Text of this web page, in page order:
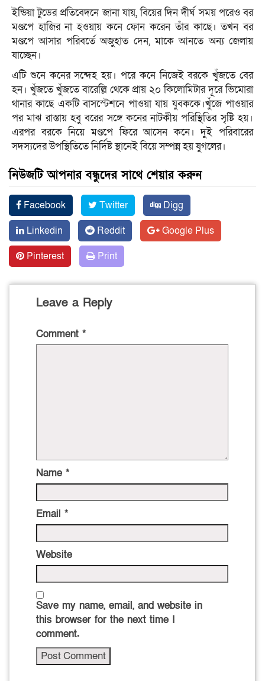
ইন্ডিয়া টুডের প্রতিবেদনে জানা যায়, বিয়ের দিন দীর্ঘ সময় পরেও বর
মণ্ডপে হাজির না হওয়ায় কনে ফোন করেন তাঁর কাছে। তখন বর
মণ্ডপে আসার পরিবর্তে অজুহাত দেন, মাকে আনতে অন্য জেলায়
যাচ্ছেন।
এটি শুনে কনের সন্দেহ হয়। পরে কনে নিজেই বরকে খুঁজতে বের
হন। খুঁজতে খুঁজতে বারেল্লি থেকে প্রায় ২০ কিলোমিটার দূরে ভিমোরা
থানার কাছে একটি বাসস্টেশনে পাওয়া যায় যুবককে।খুঁজে পাওয়ার
পর মাঝ রাস্তায় হবু বরের সঙ্গে কনের নাটকীয় পরিস্থিতির সৃষ্টি হয়।
এরপর বরকে নিয়ে মণ্ডপে ফিরে আসেন কনে। দুই পরিবারের
সদস্যদের উপস্থিতিতে নির্দিষ্ট স্থানেই বিয়ে সম্পন্ন হয় যুগলের।
নিউজটি আপনার বন্ধুদের সাথে শেয়ার করুন
Facebook Twitter
Digg
Linkedin
Reddit
Google Plus
Pinterest
Print
Leave a Reply
Comment *
Name *
Email *
Website
Save my name, email, and website in
this browser for the next time I
comment.